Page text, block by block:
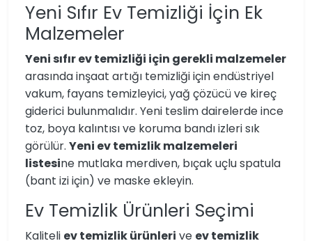
Yeni Sıfır Ev Temizliği İçin Ek
Malzemeler
Yeni sıfır ev temizliği için gerekli malzemeler
arasında inşaat artığı temizliği için endüstriyel
vakum, fayans temizleyici, yağ çözücü ve kireç
giderici bulunmalıdır. Yeni teslim dairelerde ince
toz, boya kalıntısı ve koruma bandı izleri sık
görülür. Yeni ev temizlik malzemeleri
listesine mutlaka merdiven, bıçak uçlu spatula
(bant izi için) ve maske ekleyin.
Ev Temizlik Ürünleri Seçimi
Kaliteli ev temizlik ürünleri ve ev temizlik